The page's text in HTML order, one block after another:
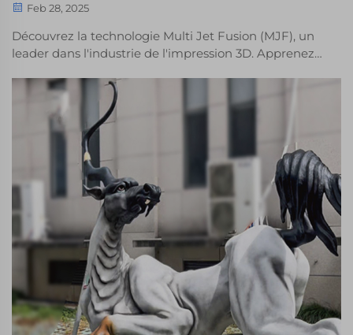
Feb 28, 2025
Découvrez la technologie Multi Jet Fusion (MJF), un
leader dans l'industrie de l'impression 3D. Apprenez-
en matière de matériaux et ses applications
industrielles, renforçant la fabrication moderne avec
des stratégies de conception innovantes et des
tendances futures.